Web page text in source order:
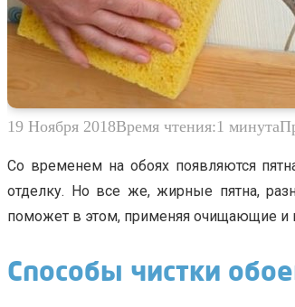
19 Ноября 2018Время чтения:1 минута
Со временем на обоях появляются
отделку. Но все же, жирные пятна,
поможет в этом, применяя очищающие и
Способы чистки